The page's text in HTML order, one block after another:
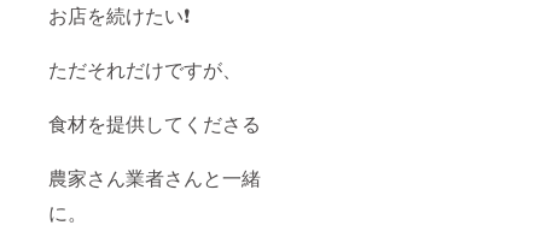
お店を続けたい❗️
ただそれだけですが、
食材を提供してくださる
農家さん業者さんと一緒
に。